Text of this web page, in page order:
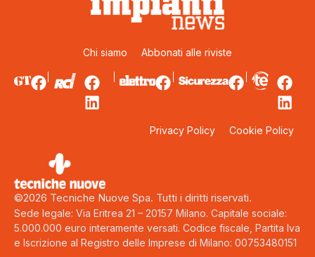
Chi siamo Abbonati alle riviste
Privacy Policy Cookie Policy
©2026 Tecniche Nuove Spa. Tutti i diritti riservati.
Sede legale: Via Eritrea 21 – 20157 Milano. Capitale sociale:
5.000.000 euro interamente versati. Codice fiscale, Partita Iva
e Iscrizione al Registro delle Imprese di Milano: 00753480151